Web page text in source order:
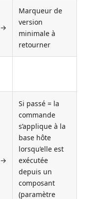
→
Marqueur de
version
minimale à
retourner
→
Si passé = la
commande
s’applique à la
base hôte
lorsqu’elle est
exécutée
depuis un
composant
(paramètre